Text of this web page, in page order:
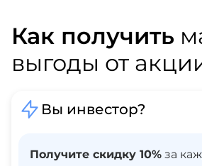
Как получить
выгоды от
Вы инвестор?
Получите скидку 10% за